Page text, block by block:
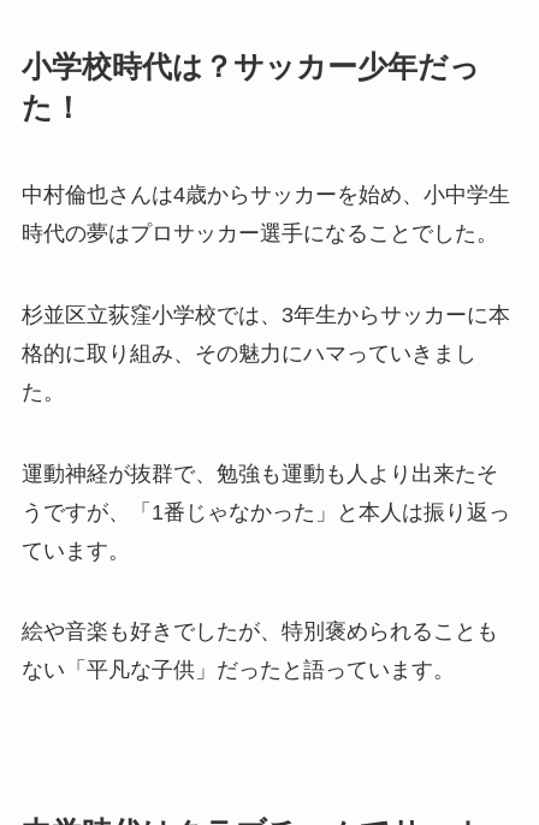
小学校時代は？サッカー少年だっ
た！
中村倫也さんは4歳からサッカーを始め、小中学生
時代の夢はプロサッカー選手になることでした。
杉並区立荻窪小学校では、3年生からサッカーに本
格的に取り組み、その魅力にハマっていきまし
た。
運動神経が抜群で、勉強も運動も人より出来たそ
うですが、「1番じゃなかった」と本人は振り返っ
ています。
絵や音楽も好きでしたが、特別褒められることも
ない「平凡な子供」だったと語っています。